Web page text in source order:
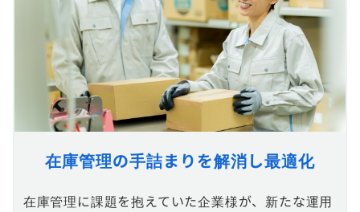
在庫管理の手詰まりを解消し最適化
在庫管理に課題を抱えていた企業様が、新たな運用